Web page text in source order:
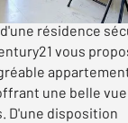
au cœur du
résidence
vous
une belle
D'une disposition